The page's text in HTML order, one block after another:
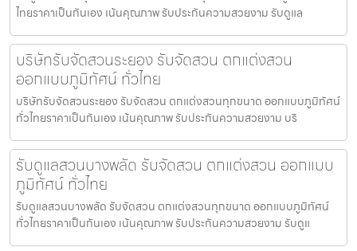
ไทยราคาเป็นกันเอง เน้นคุณภาพ รับประกันความสวยงาม รับดูแล
บริษัทรับจัดสวนระยอง รับจัดสวน ตกแต่งสวน
ออกแบบภูมิทัศน์ ทั่วไทย
บริษัทรับจัดสวนระยอง รับจัดสวน ตกแต่งสวนทุกขนาด ออกแบบภูมิทัศน์
ทั่วไทยราคาเป็นกันเอง เน้นคุณภาพ รับประกันความสวยงาม บริ
รับดูแลสวนบางพลัด รับจัดสวน ตกแต่งสวน ออกแบบ
ภูมิทัศน์ ทั่วไทย
รับดูแลสวนบางพลัด รับจัดสวน ตกแต่งสวนทุกขนาด ออกแบบภูมิทัศน์
ทั่วไทยราคาเป็นกันเอง เน้นคุณภาพ รับประกันความสวยงาม รับดูแ